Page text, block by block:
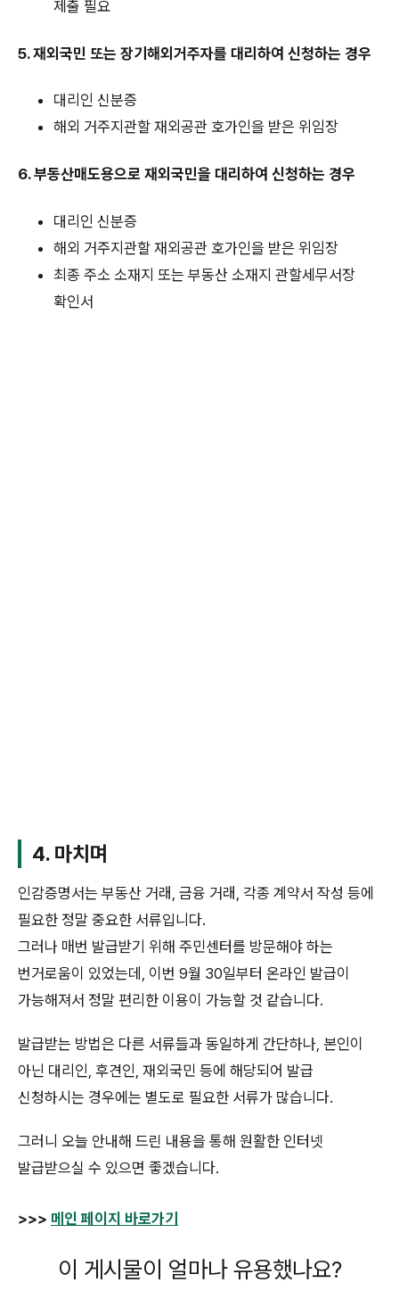
제출 필요
5. 재외국민 또는 장기해외거주자를 대리하여 신청하는 경우
대리인 신분증
해외 거주지관할 재외공관 호가인을 받은 위임장
6. 부동산매도용으로 재외국민을 대리하여 신청하는 경우
대리인 신분증
해외 거주지관할 재외공관 호가인을 받은 위임장
최종 주소 소재지 또는 부동산 소재지 관할세무서장
확인서
4. 마치며
인감증명서는 부동산 거래, 금융 거래, 각종 계약서 작성 등에
필요한 정말 중요한 서류입니다.
그러나 매번 발급받기 위해 주민센터를 방문해야 하는
번거로움이 있었는데, 이번 9월 30일부터 온라인 발급이
가능해져서 정말 편리한 이용이 가능할 것 같습니다.
발급받는 방법은 다른 서류들과 동일하게 간단하나, 본인이
아닌 대리인, 후견인, 재외국민 등에 해당되어 발급
신청하시는 경우에는 별도로 필요한 서류가 많습니다.
그러니 오늘 안내해 드린 내용을 통해 원활한 인터넷
발급받으실 수 있으면 좋겠습니다.
>>> 메인 페이지 바로가기
이 게시물이 얼마나 유용했나요?